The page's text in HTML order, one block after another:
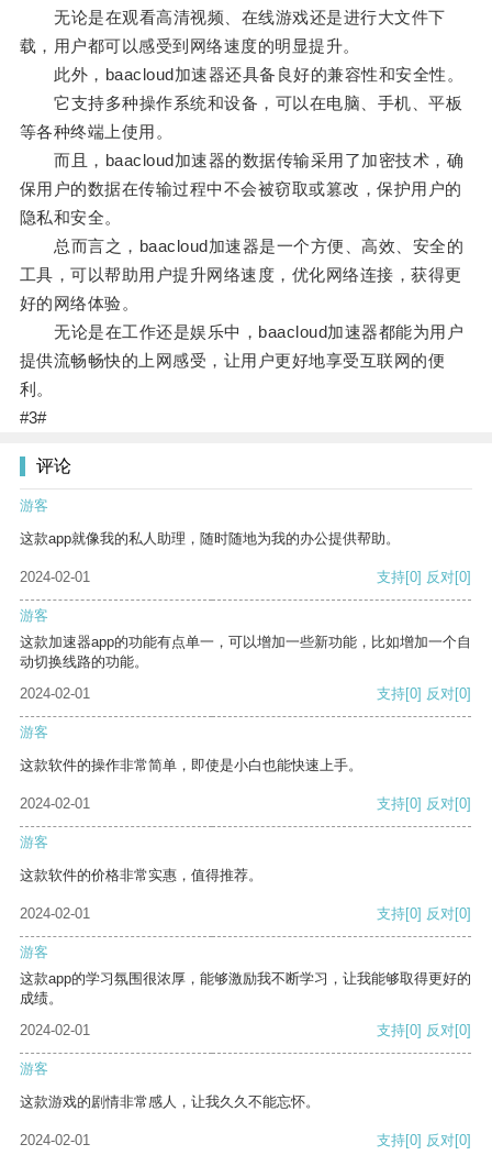
无论是在观看高清视频、在线游戏还是进行大文件下
载，用户都可以感受到网络速度的明显提升。
此外，baacloud加速器还具备良好的兼容性和安全性。
它支持多种操作系统和设备，可以在电脑、手机、平板
等各种终端上使用。
而且，baacloud加速器的数据传输采用了加密技术，确
保用户的数据在传输过程中不会被窃取或篡改，保护用户的
隐私和安全。
总而言之，baacloud加速器是一个方便、高效、安全的
工具，可以帮助用户提升网络速度，优化网络连接，获得更
好的网络体验。
无论是在工作还是娱乐中，baacloud加速器都能为用户
提供流畅畅快的上网感受，让用户更好地享受互联网的便
利。
#3#
评论
游客
这款app就像我的私人助理，随时随地为我的办公提供帮助。
2024-02-01 支持[0] 反对[0]
游客
这款加速器app的功能有点单一，可以增加一些新功能，比如增加一个自
动切换线路的功能。
2024-02-01
支持[0] 反对[0]
游客
这款软件的操作非常简单，即使是小白也能快速上手。
2024-02-01 支持[0] 反对[0]
游客
这款软件的价格非常实惠，值得推荐。
2024-02-01 支持[0] 反对[0]
游客
这款app的学习氛围很浓厚，能够激励我不断学习，让我能够取得更好的
成绩。
2024-02-01
支持[0] 反对[0]
游客
这款游戏的剧情非常感人，让我久久不能忘怀。
2024-02-01 支持[0] 反对[0]